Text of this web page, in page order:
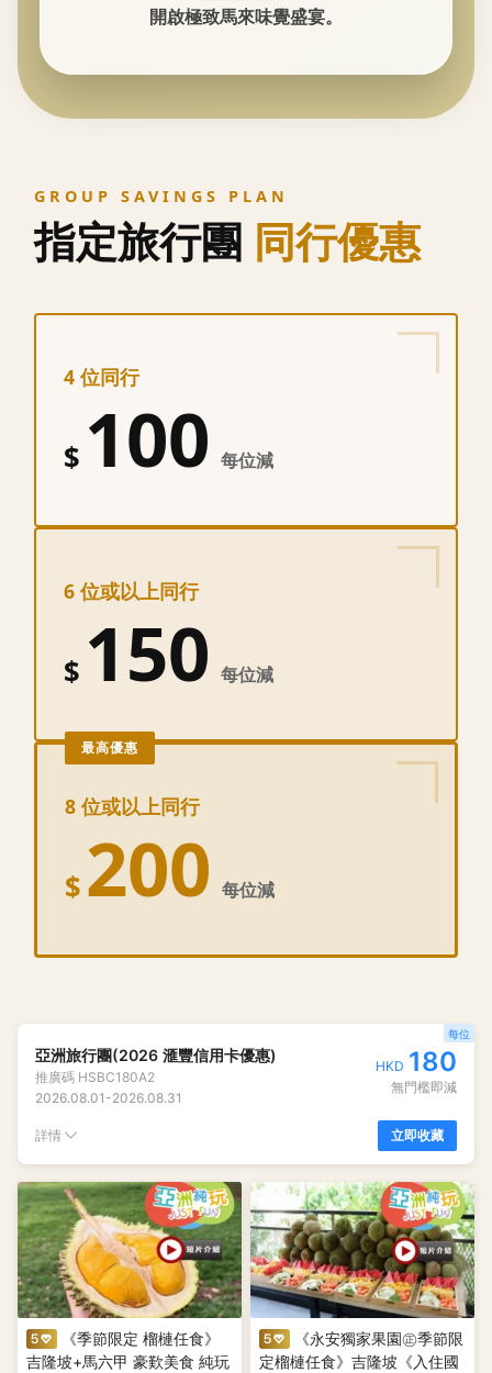
開啟極致馬來味覺盛宴。
GROUP SAVINGS PLAN
指定旅行團 同行優惠
4 位同行
$ 100 每位減
6 位或以上同行
$ 150 每位減
最高優惠
8 位或以上同行
$ 200 每位減
亞洲旅行團(2026 滙豐信用卡優惠)
推廣碼 HSBC180A2
2026.08.01 -2026.08.31
HKD 180
無門檻即減
每位
詳情 立即收藏
《季節限定 榴槤任食》
吉隆坡+馬六甲 豪歎美食 純玩
《永安獨家果園㊣季節限
定榴槤任食》吉隆坡《入住國